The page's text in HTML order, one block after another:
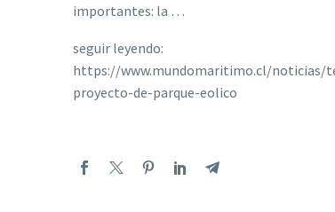
importantes: la …
seguir leyendo:
https://www.mundomaritimo.cl/noticias/
proyecto-de-parque-eolico